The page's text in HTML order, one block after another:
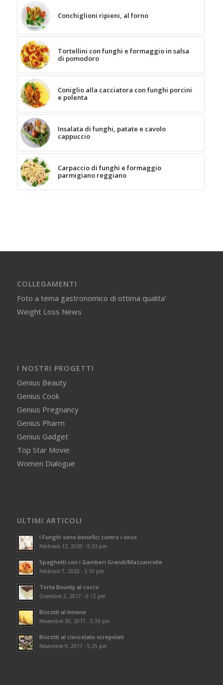
Conchiglioni ripieni, al forno
Tortellini con funghi e formaggio in salsa
di pomodoro
Coniglio alla cacciatora con funghi porcini
e polenta
Insalata di funghi, patate e cavolo
cappuccio
Carpaccio di funghi e formaggio
parmigiano reggiano
COLLEGAMENTI
Foto a tema gastronomico di ottima qualita'
Weight Loss News
I NOSTRI PROGETTI
Genius Beauty
Genius Cook
Genius Pregnancy
Genius Pharm
Genius Gadget
Top Star Movie
Women Dialogue
ULTIMI ARTICOLI
I Funghi sono benefici contro i virus
Febbraio 13, 2020 - 5:33 pm
Spaghetti con i Gamberi Grandi/Mazzancolle
Febbraio 7, 2020 - 3:10 pm
Torta Bounty al cocco
Dicembre 2, 2017 - 6:12 pm
Biscotti al limone
Novembre 30, 2017 - 5:33 pm
Biscotti al cioccolato screpolati
Novembre 9, 2017 - 5:25 pm